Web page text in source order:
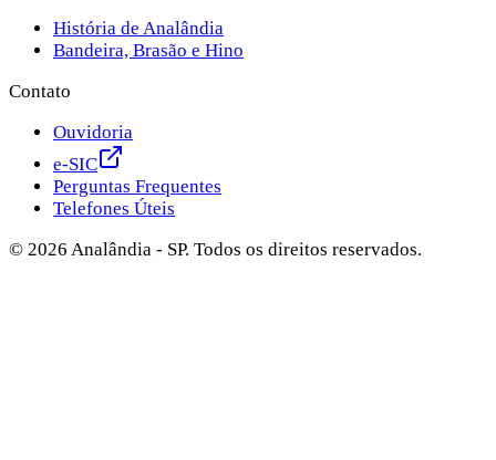
História de Analândia
Bandeira, Brasão e Hino
Contato
Ouvidoria
e-SIC
Perguntas Frequentes
Telefones Úteis
© 2026 Analândia - SP. Todos os direitos reservados.